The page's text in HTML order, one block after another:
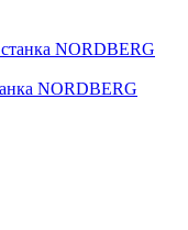
NORDBERG